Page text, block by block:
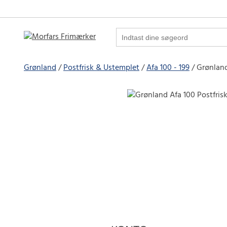
Grønland Postfrisk & Ustemplet Afa 100 - 199